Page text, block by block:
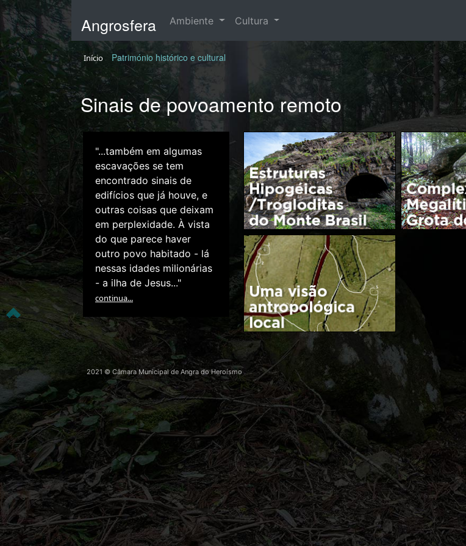
Angrosfera Ambiente Cultura
Início Património histórico e cultural
Sinais de povoamento remoto
"...também em algumas
escavações se tem
encontrado sinais de
edifícios que já houve, e
outras coisas que deixam
em perplexidade. À vista
do que parece haver
outro povo habitado - lá
nessas idades milionárias
- a ilha de Jesus..."
continua...
2021 © Câmara Municipal de Angra do Heroísmo